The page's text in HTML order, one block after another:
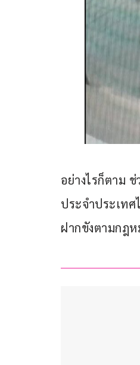
อย่างไรก็ตาม
ประจำประเท
ฝากขังตามกฎห